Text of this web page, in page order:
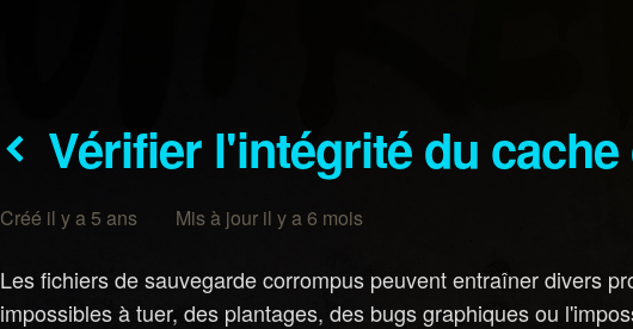
Vérifier l'intégrité du
Créé il y a 5 ans Mis à jour il y a 6 mois
Les fichiers de sauvegarde corrompus peuvent entraîner divers
impossibles à tuer, des plantages, des bugs graphiques ou